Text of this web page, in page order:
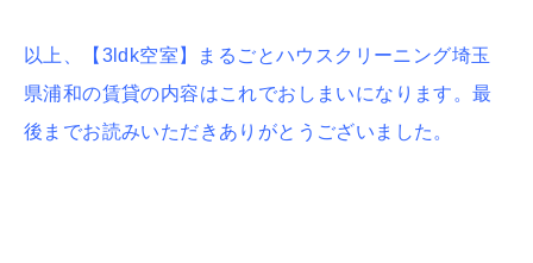
以上、【3ldk空室】まるごとハウスクリーニング埼玉
県浦和の賃貸の内容はこれでおしまいになります。最
後までお読みいただきありがとうございました。